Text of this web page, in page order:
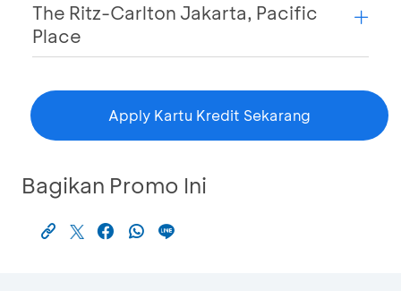
The Ritz-Carlton Jakarta, Pacific
Place
Apply Kartu Kredit Sekarang
Bagikan Promo Ini